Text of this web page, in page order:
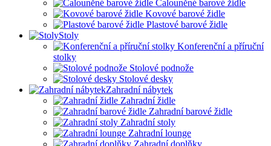
Čalouněné barové židle
Kovové barové židle
Plastové barové židle
Stoly
Konferenční a příruční
stolky
Stolové podnože
Stolové desky
Zahradní nábytek
Zahradní židle
Zahradní barové židle
Zahradní stoly
Zahradní lounge
Zahradní doplňky